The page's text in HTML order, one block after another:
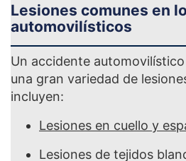
Lesiones comunes en
automovilísticos
Un accidente
una gran variedad de
incluyen:
Lesiones en cuello y
Lesiones de tejidos